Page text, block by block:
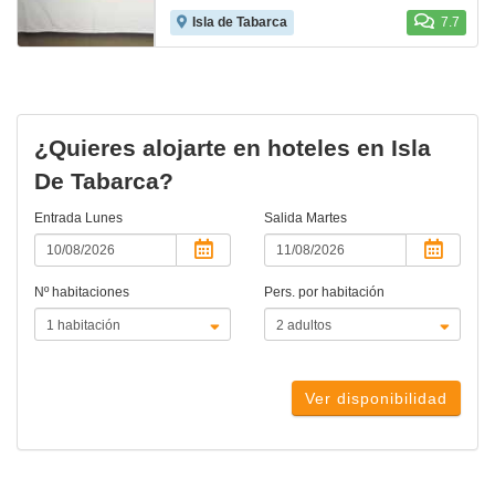
Isla de Tabarca 7.7
¿Quieres alojarte en hoteles en Isla
De Tabarca?
Entrada Lunes Salida Martes
Nº habitaciones Pers. por habitación
Ver disponibilidad